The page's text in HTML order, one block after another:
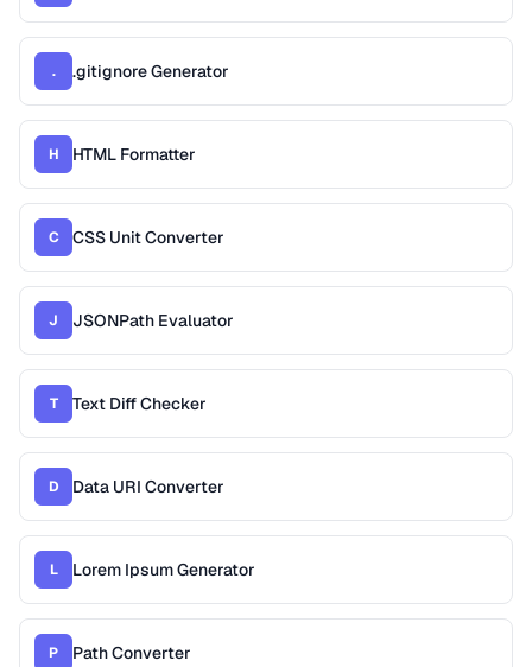
. .gitignore Generator
H HTML Formatter
C CSS Unit Converter
J JSONPath Evaluator
T Text Diff Checker
D Data URI Converter
L Lorem Ipsum Generator
P Path Converter